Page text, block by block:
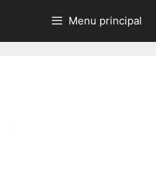
Menu principal